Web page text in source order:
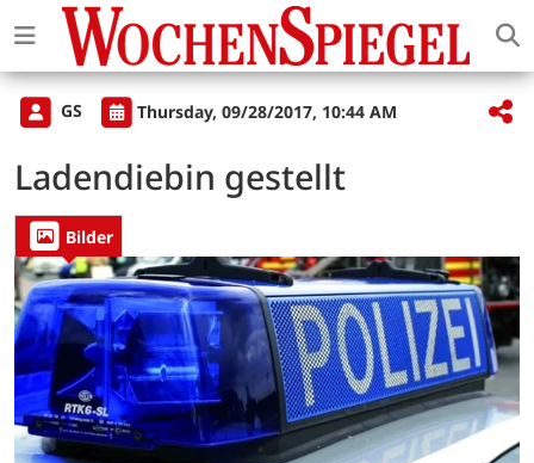
GS Thursday, 09/28/2017, 10:44 AM
Ladendiebin gestellt
Bilder